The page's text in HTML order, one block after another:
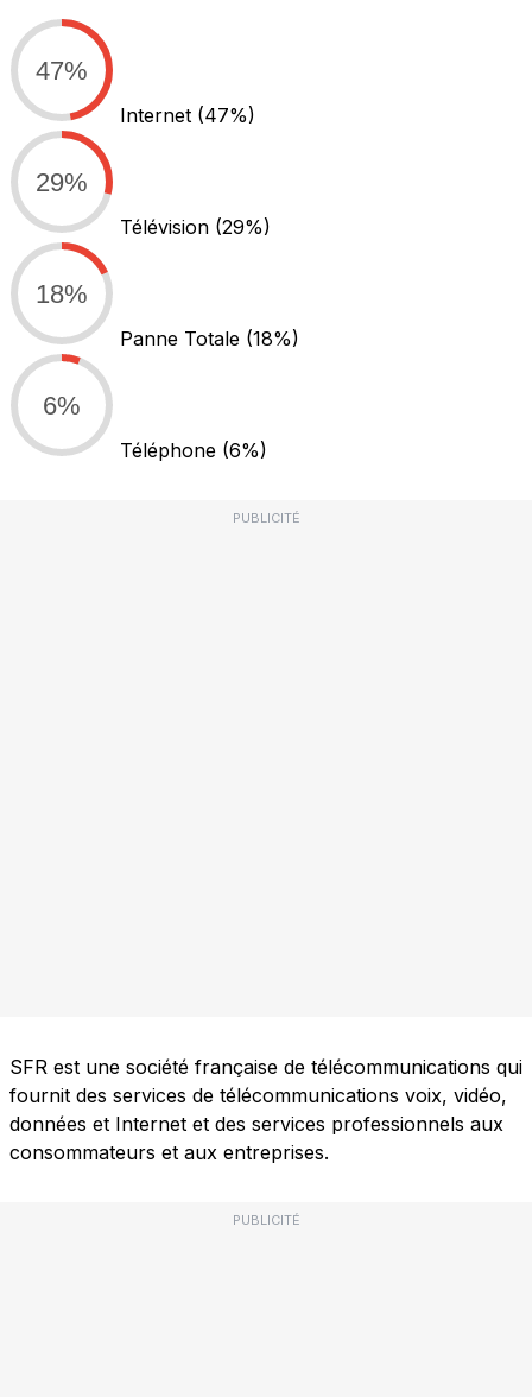
47%
Internet (47%)
29%
Télévision (29%)
18%
Panne Totale (18%)
6%
Téléphone (6%)
PUBLICITÉ
SFR est une société française de télécommunications qui
fournit des services de télécommunications voix, vidéo,
données et Internet et des services professionnels aux
consommateurs et aux entreprises.
PUBLICITÉ